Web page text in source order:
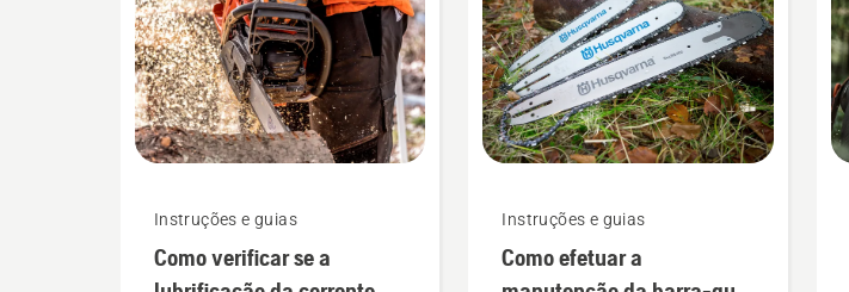
Instruções e guias
Como verificar se a
Instruções e guias
Como efetuar a